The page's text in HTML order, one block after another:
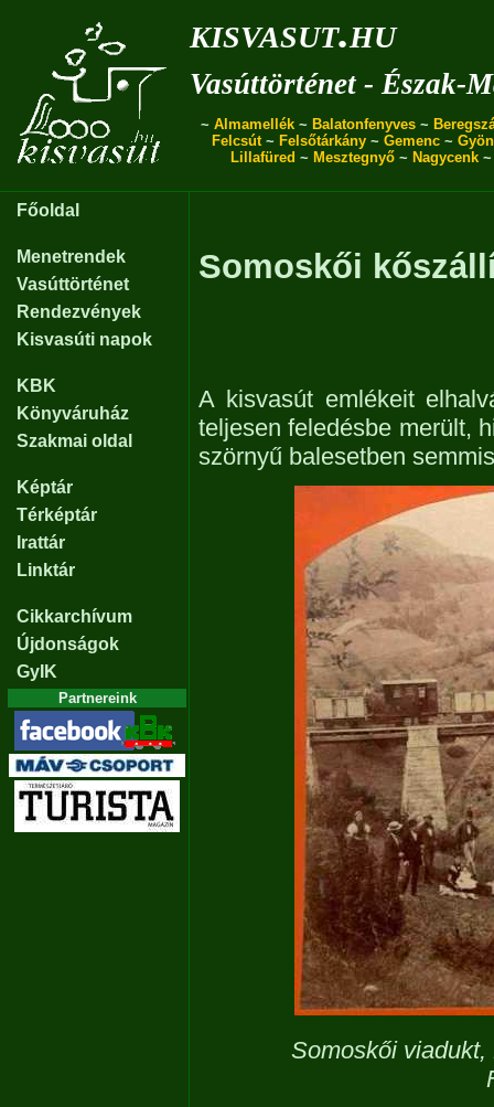
kisvasut.hu
Vasúttörténet - Észak-
~ Almamellék ~ Balatonfenyves ~
Felcsút~ Felsőtárkány ~ Gemenc ~
Lillafüred ~ Mesztegnyő~ Nagycenk
Főoldal
Menetrendek
Vasúttörténet
Rendezvények
Kisvasúti napok
KBK
Könyváruház
Szakmai oldal
Képtár
Térképtár
Irattár
Linktár
Cikkarchívum
Újdonságok
GyIK
Partnereink
Somoskői
A kisvasút emlékeit
teljesen feledésbe merült,
szörnyű balesetben
Somoskői